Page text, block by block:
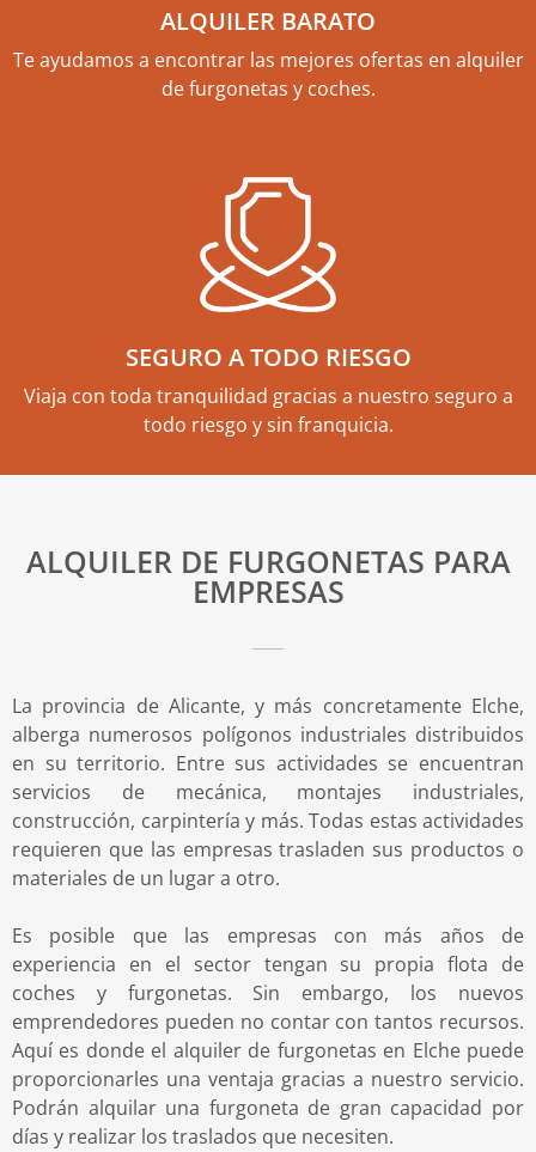
ALQUILER BARATO
Te ayudamos a encontrar las mejores ofertas en alquiler
de furgonetas y coches.
SEGURO A TODO RIESGO
Viaja con toda tranquilidad gracias a nuestro seguro a
todo riesgo y sin franquicia.
ALQUILER DE FURGONETAS PARA
EMPRESAS
La provincia de Alicante, y más concretamente Elche,
alberga numerosos polígonos industriales distribuidos
en su territorio. Entre sus actividades se encuentran
servicios de mecánica, montajes industriales,
construcción, carpintería y más. Todas estas actividades
requieren que las empresas trasladen sus productos o
materiales de un lugar a otro.
Es posible que las empresas con más años de
experiencia en el sector tengan su propia flota de
coches y furgonetas. Sin embargo, los nuevos
emprendedores pueden no contar con tantos recursos.
Aquí es donde el alquiler de furgonetas en Elche puede
proporcionarles una ventaja gracias a nuestro servicio.
Podrán alquilar una furgoneta de gran capacidad por
días y realizar los traslados que necesiten.